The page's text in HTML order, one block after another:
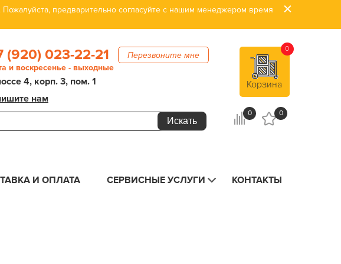
предварительно согласуйте с нашим менеджером время
(920) 023-22-21 Перезвоните мне
и воскресенье - выходные
4, корп. 3, пом. 1
нам
Корзина
0
0 0
И ОПЛАТА СЕРВИСНЫЕ УСЛУГИ КОНТАКТЫ